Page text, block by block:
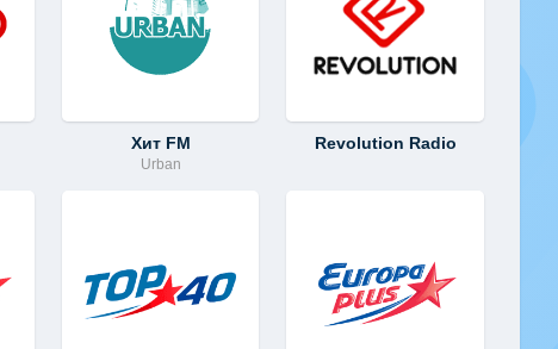
Хит FM
Urban
Revolution Radio